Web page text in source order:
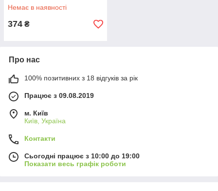
Немає в наявності
374 ₴
Про нас
100% позитивних з 18 відгуків за рік
Працює з 09.08.2019
м. Київ
Київ, Україна
Контакти
Сьогодні працює з 10:00 до 19:00
Показати весь графік роботи